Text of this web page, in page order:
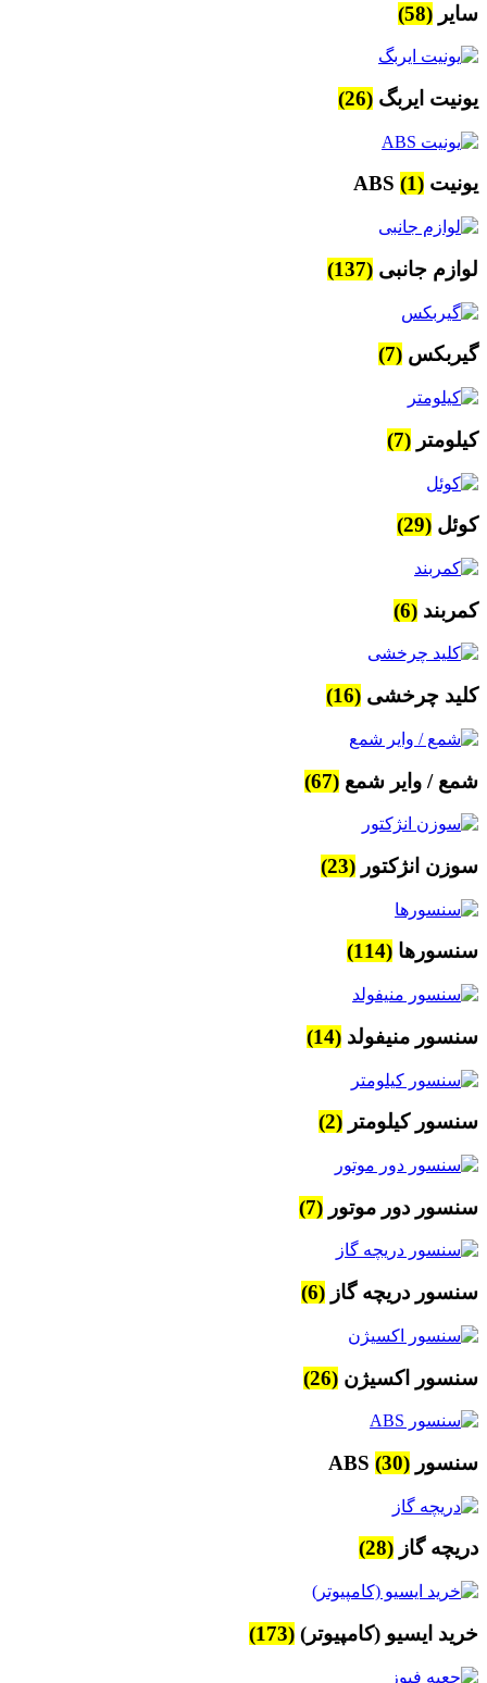
سایر (58)
یونیت ایربگ (26)
یونیت ABS (1)
لوازم جانبی (137)
گیربکس (7)
کیلومتر (7)
کوئل (29)
کمربند (6)
کلید چرخشی (16)
شمع / وایر شمع (67)
سوزن انژکتور (23)
سنسورها (114)
سنسور منیفولد (14)
سنسور کیلومتر (2)
سنسور دور موتور (7)
سنسور دریچه گاز (6)
سنسور اکسیژن (26)
سنسور ABS (30)
دریچه گاز (28)
خرید ایسیو (کامپیوتر) (173)